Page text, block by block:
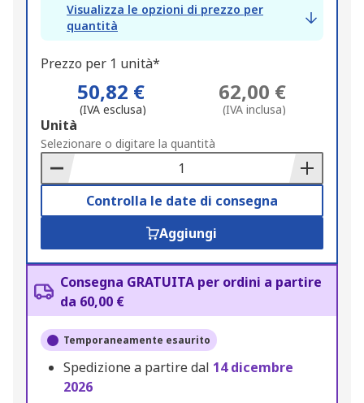
Visualizza le opzioni di prezzo per
quantità
Prezzo per 1 unità*
50,82 €
(IVA esclusa)
62,00 €
(IVA inclusa)
Add
to
Basket
Unità
Selezionare o digitare la quantità
Controlla le date di consegna
Aggiungi
Consegna GRATUITA per ordini a partire
da 60,00 €
Temporaneamente esaurito
Spedizione a partire dal 14 dicembre
2026